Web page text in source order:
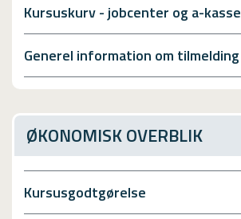
Kursuskurv - jobcenter og a-kasse
Generel information om tilmelding
ØKONOMISK OVERBLIK
Kursusgodtgørelse